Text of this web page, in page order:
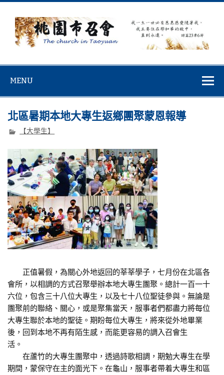
Skip
content
MENU
北區暑期本地大專生返鄉團聚蒙恩報導
【大學生】
正值暑假，為關心外地返回的莘莘學子，七月份在北區各
會所，以相調的方式召聚舉辦本地大專生團聚。總計一百一十
六位，包含三十八位大專生，以及七十八位聖徒參與。無論是
團聚前的聯絡、關心，或是聚集當天，服事者們都盡力將每位
大專生聯於本地的聖徒。期盼每位大專生，將來從外地畢業
後，回到本地不再有陌生感，而能更容易的調入召會生
活。
在蘆竹的大專生團聚中，透過詩歌相調，期勉大專生在學
期間，蒙保守在主的面光下。在龜山，服事者帶着大專生和區